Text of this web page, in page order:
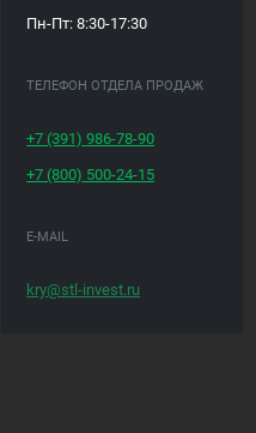
Пн-Пт: 8:30-17:30
ТЕЛЕФОН ОТДЕЛА ПРОДАЖ
+7 (391)986-78-90
+7 (800) 500-24-15
E-MAIL
kry@stl-invest.ru